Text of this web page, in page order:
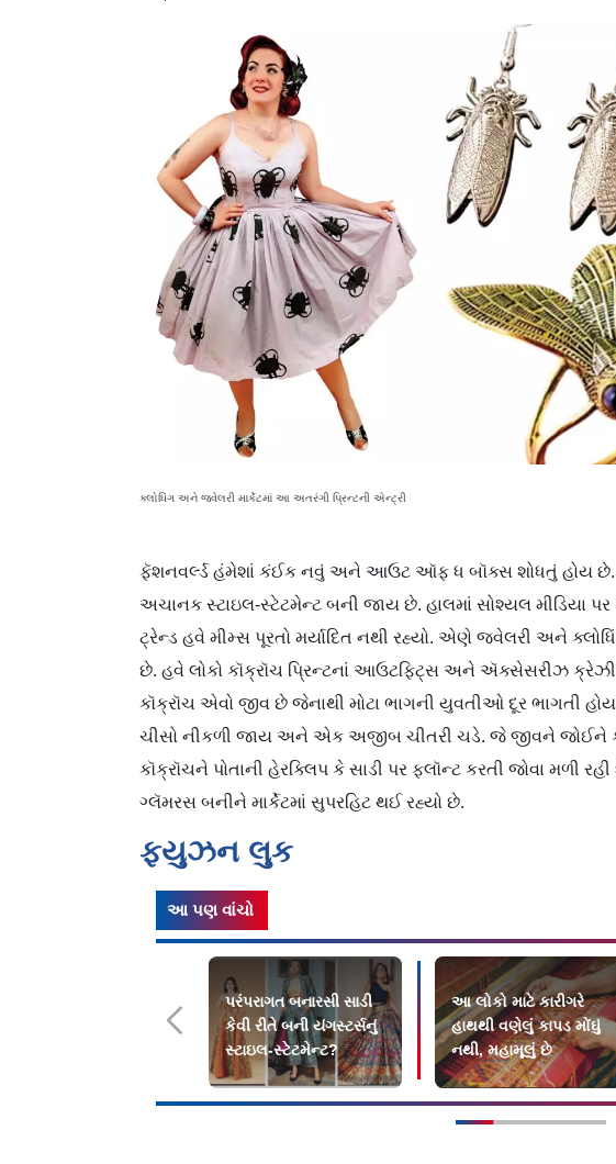
ક્લોધિંગ અને જ્વેલરી માર્કેટમાં આ અતરંગી પ્રિન્ટની એન્ટ્રી
ફૅશનવર્લ્ડ હંમેશાં કંઈક નવું અને આઉટ ઑફ ધ બૉક્સ શોધતું હોય
અચાનક સ્ટાઇલ-સ્ટેટમેન્ટ બની જાય છે. હાલમાં સોશ્યલ મીડિયા પર
ટ્રેન્ડ હવે મીમ્સ પૂરતો મર્યાદિત નથી રહ્યો. એણે જ્વેલરી અને
છે. હવે લોકો કૉક્રૉચ પ્રિન્ટનાં આઉટફિટ્સ અને ઍક્સેસરીઝ ક્રેઝી
કૉક્રૉચ એવો જીવ છે જેનાથી મોટા ભાગની યુવતીઓ દૂર ભાગતી
ચીસો નીકળી જાય અને એક અજીબ ચીતરી ચડે. જે જીવને
કૉક્રૉચને પોતાની હેરક્લિપ કે સાડી પર ફ્લૉન્ટ કરતી જોવા મળી
ગ્લૅમરસ બનીને માર્કેટમાં સુપરહિટ થઈ રહ્યો છે.
ફ્યુઝન લુક
આ પણ વાંચો
પરંપરાગત બનારસી સાડી
કેવી રીતે બની યંગસ્ટર્સનું
સ્ટાઇલ-સ્ટેટમેન્ટ?
આ લોકો માટે કારીગરે
હાથથી વણેલું કાપડ મોંઘું
નથી, મહામૂલું છે